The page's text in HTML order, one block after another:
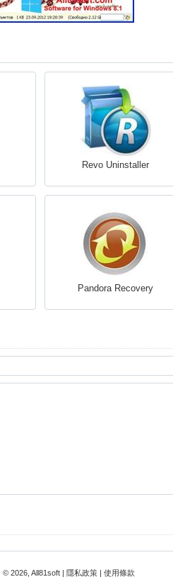
Revo Uninstaller
Pandora Recovery
© 2026, All81soft | 隱私政策| 使用條款